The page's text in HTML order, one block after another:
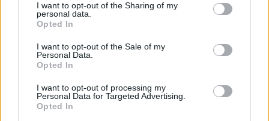
I want to opt-out of the Sharing of my
personal data.
Opted In
I want to opt-out of the Sale of my
Personal Data.
Opted In
I want to opt-out of processing my
Personal Data for Targeted Advertising.
Opted In
Stime: 7 Commenti: 4
Ti stimo fratello
Link